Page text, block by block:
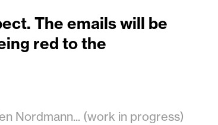
The emails will be
red to the
Nordmann... (work in progress)